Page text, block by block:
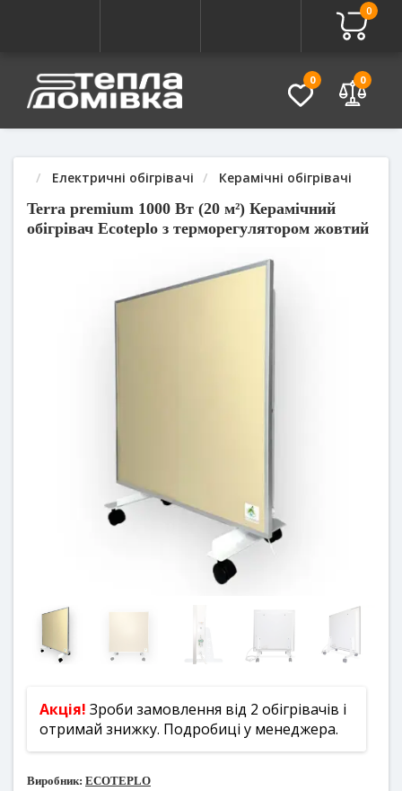
0
0 0
Електричні обігрівачі Керамічні обігрівачі
Terra premium 1000 Вт (20 м²) Керамічний
обігрівач Ecoteplo з терморегулятором жовтий
Питання - Відповідь
Акція! Зроби замовлення від 2 обігрівачів і
отримай знижку. Подробиці у менеджера.
Виробник: ECOTEPLO